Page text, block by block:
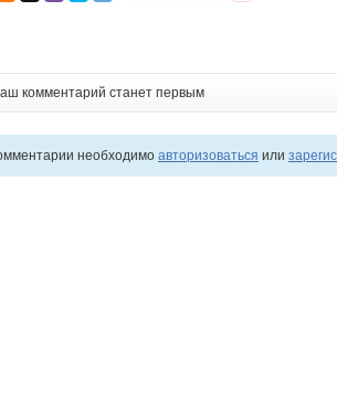
комментарий станет первым
необходимо авторизоваться или